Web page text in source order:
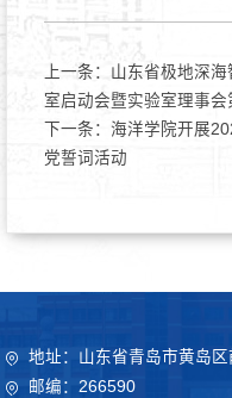
上一条： 山东省极地深
室启动会暨实验室理事
下一条： 海洋学院开展
党誓词活动
地址：山东省青岛市黄岛
邮编：266590